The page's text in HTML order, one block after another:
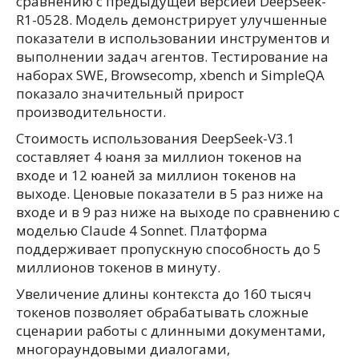
R1-0528. Модель демонстрирует улучшенные
показатели в использовании инструментов и
выполнении задач агентов. Тестирование на
наборах SWE, Browsecomp, xbench и SimpleQA
показало значительный прирост
производительности.
Стоимость использования DeepSeek-V3.1
составляет 4 юаня за миллион токенов на
входе и 12 юаней за миллион токенов на
выходе. Ценовые показатели в 5 раз ниже на
входе и в 9 раз ниже на выходе по сравнению с
моделью Claude 4 Sonnet. Платформа
поддерживает пропускную способность до 5
миллионов токенов в минуту.
Увеличение длины контекста до 160 тысяч
токенов позволяет обрабатывать сложные
сценарии работы с длинными документами,
многораундовыми диалогами,